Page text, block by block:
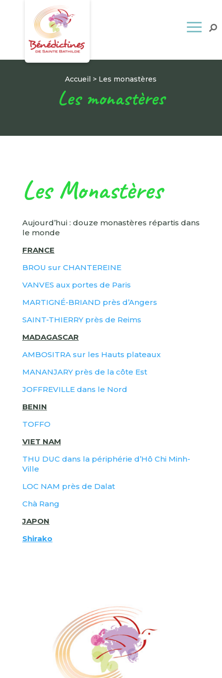
Accueil > Les monastères
Les monastères
Les Monastères
Aujourd’hui : douze monastères répartis dans
le monde
FRANCE
BROU sur CHANTEREINE
VANVES aux portes de Paris
MARTIGNÉ-BRIAND près d’Angers
SAINT-THIERRY près de Reims
MADAGASCAR
AMBOSITRA sur les Hauts plateaux
MANANJARY près de la côte Est
JOFFREVILLE dans le Nord
BENIN
TOFFO
VIET NAM
THU DUC dans la périphérie d’Hô Chi Minh-
Ville
LOC NAM près de Dalat
Chà Rang
JAPON
Shirako